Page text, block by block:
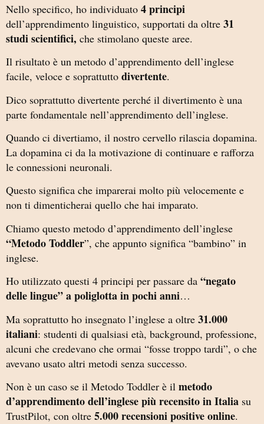
Nello specifico, ho individuato 4 principi
dell’apprendimento linguistico, supportati da oltre 31
studi scientifici, che stimolano queste aree.
Il risultato è un metodo d’apprendimento dell’inglese
facile, veloce e soprattutto divertente.
Dico soprattutto divertente perché il divertimento è una
parte fondamentale nell’apprendimento dell’inglese.
Quando ci divertiamo, il nostro cervello rilascia dopamina.
La dopamina ci da la motivazione di continuare e rafforza
le connessioni neuronali.
Questo significa che imparerai molto più velocemente e
non ti dimenticherai quello che hai imparato.
Chiamo questo metodo d’apprendimento dell’inglese
“Metodo Toddler”, che appunto significa “bambino” in
inglese.
Ho utilizzato questi 4 principi per passare da “negato
delle lingue” a poliglotta in pochi anni…
Ma soprattutto ho insegnato l’inglese a oltre 31.000
italiani: studenti di qualsiasi età, background, professione,
alcuni che credevano che ormai “fosse troppo tardi”, o che
avevano usato altri metodi senza successo.
Non è un caso se il Metodo Toddler è il metodo
d’apprendimento dell’inglese più recensito in Italia su
TrustPilot, con oltre 5.000 recensioni positive online.